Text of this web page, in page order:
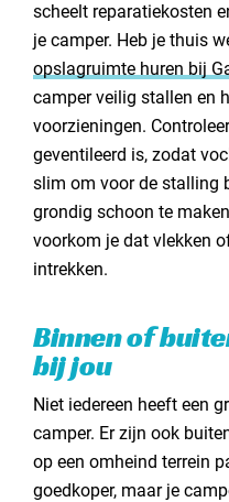
scheelt reparatiekosten
je camper. Heb je thuis
opslagruimte huren bij
camper veilig stallen en
voorzieningen.
geventileerd is, zodat
slim om voor de stalling
grondig schoon te
voorkom je dat vlekken
intrekken.
Binnen of
bij jou
Niet iedereen heeft een
camper. Er zijn ook
op een omheind terrein
goedkoper, maar je